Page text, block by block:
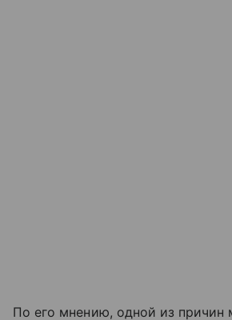
По его мнению, одной из причин